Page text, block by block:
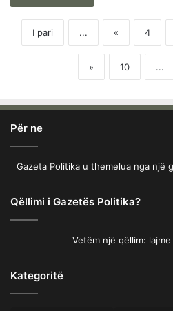
I pari ... « 4
» 10 ...
Për ne
Gazeta Politika u themelua nga një
Qëllimi i Gazetës Politika?
Vetëm një qëllim:
Kategoritë